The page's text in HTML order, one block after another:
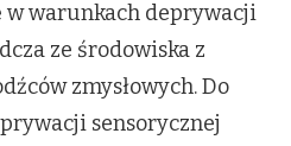
w warunkach deprywacji
ze środowiska z
zmysłowych. Do
sensorycznej